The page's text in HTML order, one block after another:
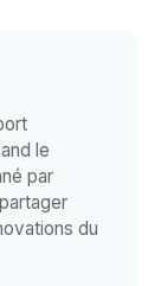
le
par
du